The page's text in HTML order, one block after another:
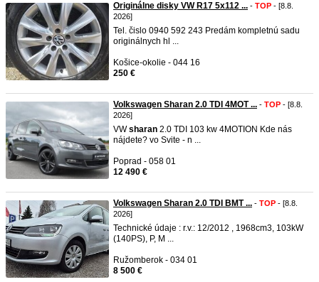
Originálne disky VW R17 5x112 ... - TOP - [8.8.
2026]
​Tel. čislo 0940 592 243 Predám kompletnú sadu
originálnych hl ...
Košice-okolie - 044 16
250 €
Volkswagen Sharan 2.0 TDI 4MOT ... - TOP - [8.8.
2026]
VWsharan 2.0 TDI 103 kw 4MOTION Kde nás
nájdete? vo Svite - n ...
Poprad - 058 01
12 490 €
Volkswagen Sharan 2.0 TDI BMT ... - TOP - [8.8.
2026]
Technické údaje : r.v.: 12/2012 , 1968cm3, 103kW
(140PS), P, M ...
Ružomberok - 034 01
8 500 €